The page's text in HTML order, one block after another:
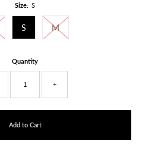
Size: S
S M
Quantity
+